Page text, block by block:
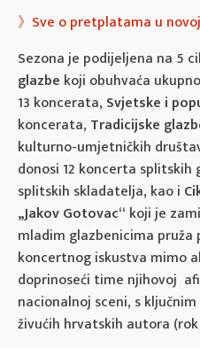
》 Sve o pretplatama u
Sezona je podijeljena na 5
glazbe koji obuhvaća
13 koncerata, Svjetske i
koncerata, Tradicijske
kulturno-umjetničkih
donosi 12 koncerta splitskih
splitskih skladatelja, kao i
„Jakov Gotovac“ koji je
mladim glazbenicima
koncertnog iskustva mimo
doprinoseći time njihovoj
nacionalnoj sceni, s
živućih hrvatskih autora